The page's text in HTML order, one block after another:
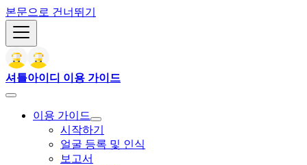
본문으로 건너뛰기
셔틀아이디 이용 가이드
이용 가이드
시작하기
얼굴 등록 및 인식
보고서